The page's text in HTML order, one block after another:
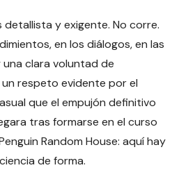
detallista y exigente. No corre.
en los diálogos, en las
una clara voluntad de
respeto evidente por el
que el empujón definitivo
tras formarse en el curso
Random House: aquí hay
de forma.